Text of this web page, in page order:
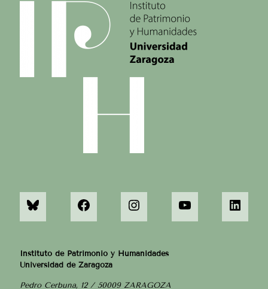
Instituto de Patrimonio y Humanidades
Universidad de Zaragoza
Pedro Cerbuna, 12 / 50009 ZARAGOZA